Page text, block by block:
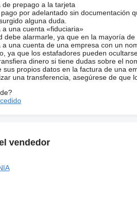
de prepago a la tarjeta
por adelantado sin documentación
alguna duda.
a una cuenta «fiduciaria»
debe alarmarle, ya que en la mayoría
a una cuenta de una empresa con un
ya que los estafadores pueden
dinero si tiene dudas sobre el
sus propios datos en la factura de una
una transferencia, asegúrese de que
vendedor